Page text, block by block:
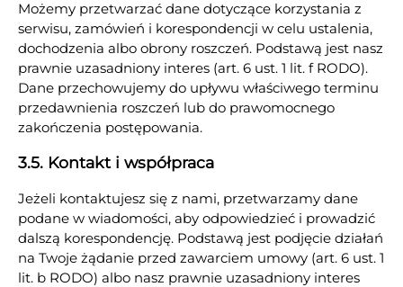
Możemy przetwarzać dane dotyczące korzystania z
serwisu, zamówień i korespondencji w celu ustalenia,
dochodzenia albo obrony roszczeń. Podstawą jest nasz
prawnie uzasadniony interes (art. 6 ust. 1 lit. f RODO).
Dane przechowujemy do upływu właściwego terminu
przedawnienia roszczeń lub do prawomocnego
zakończenia postępowania.
3.5. Kontakt i współpraca
Jeżeli kontaktujesz się z nami, przetwarzamy dane
podane w wiadomości, aby odpowiedzieć i prowadzić
dalszą korespondencję. Podstawą jest podjęcie działań
na Twoje żądanie przed zawarciem umowy (art. 6 ust. 1
lit. b RODO) albo nasz prawnie uzasadniony interes